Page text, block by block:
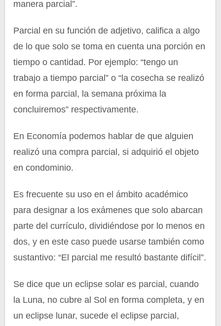
manera parcial”.
Parcial en su función de adjetivo, califica a algo
de lo que solo se toma en cuenta una porción en
tiempo o cantidad. Por ejemplo: “tengo un
trabajo a tiempo parcial” o “la cosecha se realizó
en forma parcial, la semana próxima la
concluiremos” respectivamente.
En Economía podemos hablar de que alguien
realizó una compra parcial, si adquirió el objeto
en condominio.
Es frecuente su uso en el ámbito académico
para designar a los exámenes que solo abarcan
parte del currículo, dividiéndose por lo menos en
dos, y en este caso puede usarse también como
sustantivo: “El parcial me resultó bastante difícil”.
Se dice que un eclipse solar es parcial, cuando
la Luna, no cubre al Sol en forma completa, y en
un eclipse lunar, sucede el eclipse parcial,